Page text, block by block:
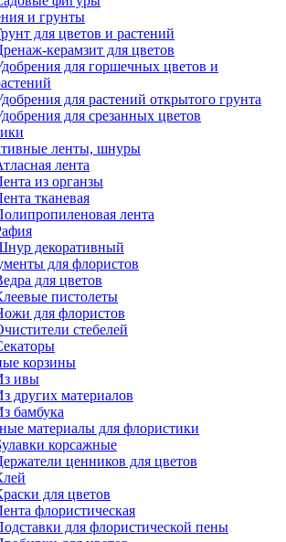
и грунты
для цветов и растений
керамзит для цветов
для горшечных цветов и
для растений открытого грунта
для срезанных цветов
ленты, шнуры
лента
из органзы
тканевая
лента
декоративный
для флористов
для цветов
пистолеты
для флористов
стебелей
корзины
ивы
других материалов
бамбука
материалы для флористики
корсажные
ценников для цветов
для цветов
флористическая
для флористической пены